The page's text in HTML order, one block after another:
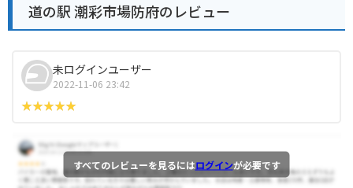
道の駅 潮彩市場防府のレビュー
未ログインユーザー
2022-11-06 23:42
すべてのレビューを見るにはログインが必要です